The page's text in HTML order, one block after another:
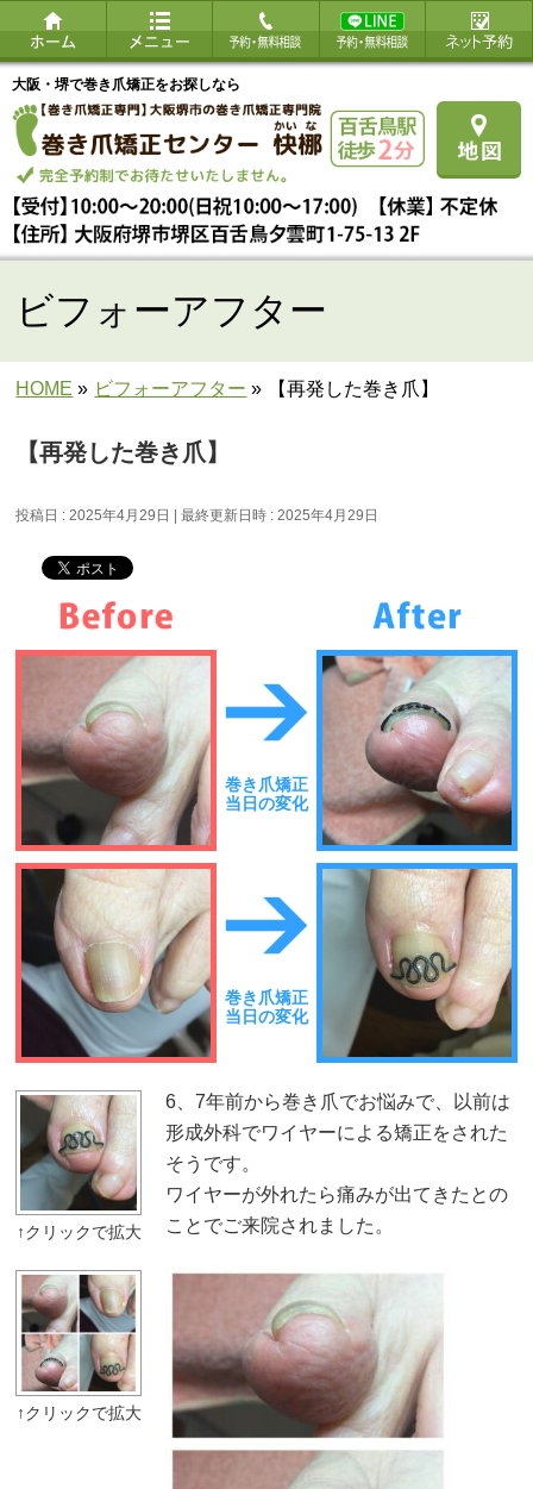
大阪・堺で巻き爪矯正をお探しなら
ビフォーアフター
HOME » ビフォーアフター » 【再発した巻き爪】
【再発した巻き爪】
投稿日 : 2025年4月29日 最終更新日時 : 2025年4月29日
巻き爪矯正
当日の変化
巻き爪矯正
当日の変化
6、7年前から巻き爪でお悩みで、以前は
形成外科でワイヤーによる矯正をされた
そうです。
ワイヤーが外れたら痛みが出てきたとの
ことでご来院されました。